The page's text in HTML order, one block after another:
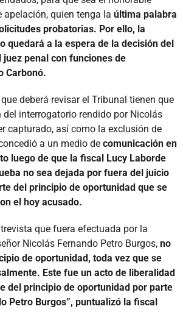
apelación, quien tenga la última palabra
probatorias. Por ello, la
quedará a la espera de la decisión del
juez penal con funciones de
Carbonó.
deberá revisar el Tribunal tienen que
del interrogatorio rendido por Nicolás
capturado, así como la exclusión de
a un medio de comunicación en
luego de que la fiscal Lucy Laborde
no sea dejada por fuera del juicio
del principio de oportunidad que se
el hoy acusado.
que fuera efectuada por la
Nicolás Fernando Petro Burgos, no
de oportunidad, toda vez que se
Este fue un acto de liberalidad
del principio de oportunidad por parte
Petro Burgos”, puntualizó la fiscal